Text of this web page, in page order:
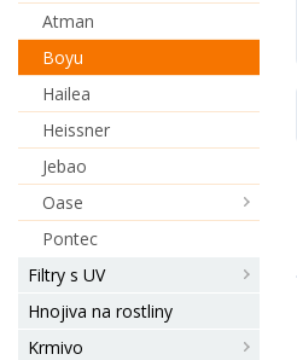
Atman
Boyu
Hailea
Heissner
Jebao
Oase
Pontec
Filtry s UV
Hnojiva na rostliny
Krmivo